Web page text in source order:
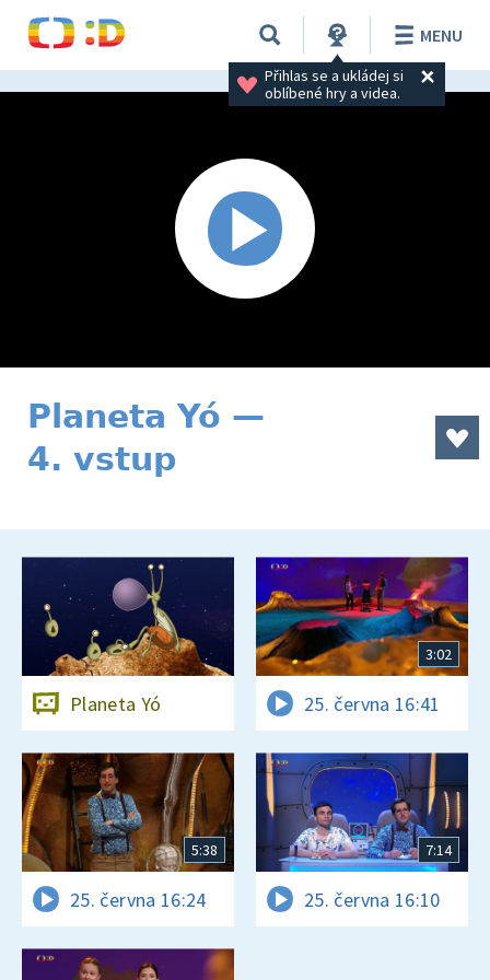
Přihlas se a ukládej si
oblíbené hry a videa.
MENU
Planeta Yó —
4. vstup
Planeta Yó
3:02
25. června 16:41
5:38
25. června 16:24
7:14
25. června 16:10